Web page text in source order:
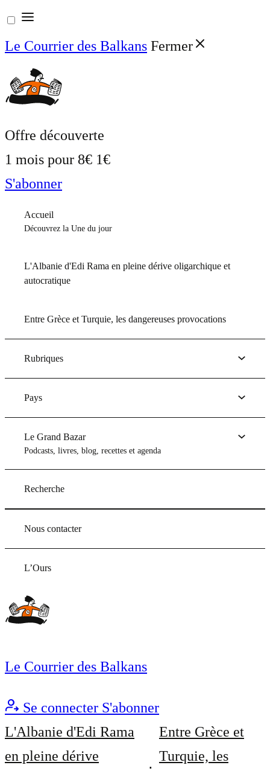
Aller
au
contenu
Le Courrier des Balkans Fermer
Offre découverte
1 mois pour 8€ 1€
S'abonner
Accueil
Découvrez la Une du jour
L'Albanie d'Edi Rama en pleine dérive oligarchique et
autocratique
Entre Grèce et Turquie, les dangereuses provocations
Rubriques
Pays
Le Grand Bazar
Podcasts, livres, blog, recettes et agenda
Recherche
Nous contacter
L’Ours
Le Courrier des Balkans
Se connecter S'abonner
L'Albanie d'Edi Rama
en pleine dérive
Entre Grèce et
Turquie, les